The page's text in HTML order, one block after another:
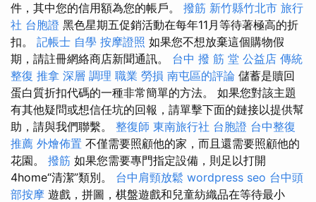
件，其中您的信用額為您的帳戶。 撥筋 新竹縣竹北市 旅行
社 台胞證 黑色星期五促銷活動在每年11月等待著極高的折
扣。 記帳士 自學 按摩證照 如果您不想放棄這個購物假
期，請註冊網絡商店新聞通訊。 台中 撥 筋 堂 公益店 傳統
整復 推拿 深層 調理 職業 勞損 南屯區的評論 儲蓄是贖回
蛋白質折扣代碼的一種非常簡單的方法。 如果您對該主題
有其他疑問或想信任坑的回報，請單擊下面的鏈接以提供幫
助，請與我們聯繫。 整復師 東南旅行社 台胞證 台中整復
推薦 外燴佈置 不僅需要照顧他的家，而且還需要照顧他的
花園。 撥筋 如果您需要專門指定設備，則足以打開
4home“清潔”類別。 台中肩頸放鬆 wordpress seo 台中頭
部按摩 遊戲，拼圖，棋盤遊戲和兒童紡織品在等待最小